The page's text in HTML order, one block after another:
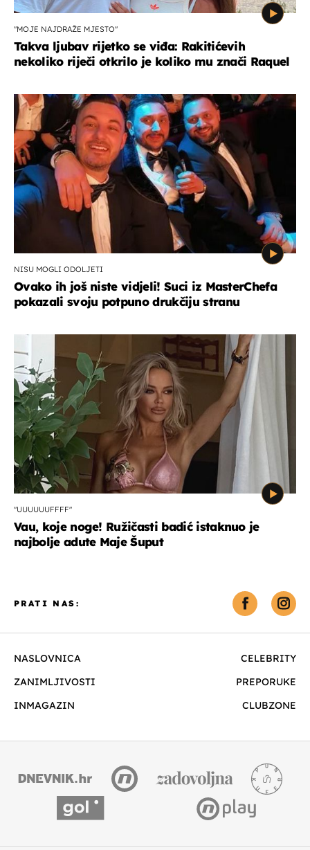
"MOJE NAJDRAŽE MJESTO"
Takva ljubav rijetko se viđa: Rakitićevih
nekoliko riječi otkrilo je koliko mu znači Raquel
NISU MOGLI ODOLJETI
Ovako ih još niste vidjeli! Suci iz MasterChefa
pokazali svoju potpuno drukčiju stranu
"UUUUUUFFFF"
Vau, koje noge! Ružičasti badić istaknuo je
najbolje adute Maje Šuput
NASLOVNICA
CELEBRITY
ZANIMLJIVOSTI
PREPORUKE
INMAGAZIN
CLUBZONE
PRATI NAS: